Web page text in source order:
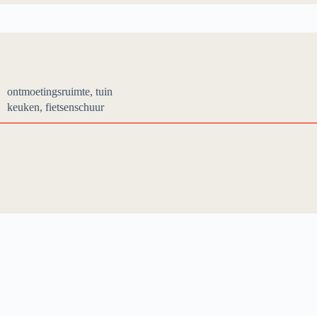
ontmoetingsruimte, tuin
keuken, fietsenschuur